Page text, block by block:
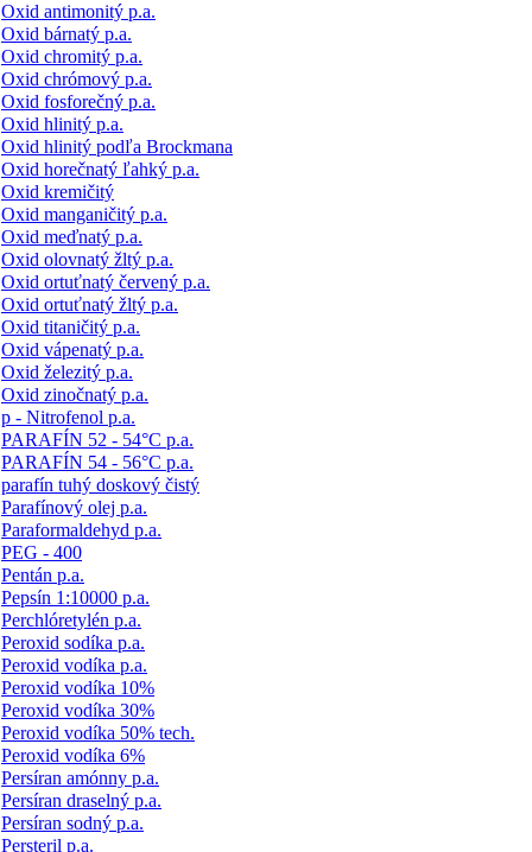
Oxid antimonitý p.a.
Oxid bárnatý p.a.
Oxid chromitý p.a.
Oxid chrómový p.a.
Oxid fosforečný p.a.
Oxid hlinitý p.a.
Oxid hlinitý podľa Brockmana
Oxid horečnatý ľahký p.a.
Oxid kremičitý
Oxid manganičitý p.a.
Oxid meďnatý p.a.
Oxid olovnatý žltý p.a.
Oxid ortuťnatý červený p.a.
Oxid ortuťnatý žltý p.a.
Oxid titaničitý p.a.
Oxid vápenatý p.a.
Oxid železitý p.a.
Oxid zinočnatý p.a.
p - Nitrofenol p.a.
PARAFÍN 52 - 54°C p.a.
PARAFÍN 54 - 56°C p.a.
parafín tuhý doskový čistý
Parafínový olej p.a.
Paraformaldehyd p.a.
PEG - 400
Pentán p.a.
Pepsín 1:10000 p.a.
Perchlóretylén p.a.
Peroxid sodíka p.a.
Peroxid vodíka p.a.
Peroxid vodíka 10%
Peroxid vodíka 30%
Peroxid vodíka 50% tech.
Peroxid vodíka 6%
Persíran amónny p.a.
Persíran draselný p.a.
Persíran sodný p.a.
Persteril p.a.